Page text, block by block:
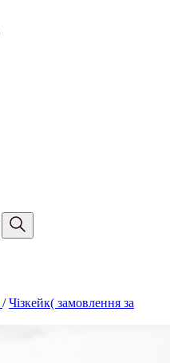
/Чізкейк( замовлення за